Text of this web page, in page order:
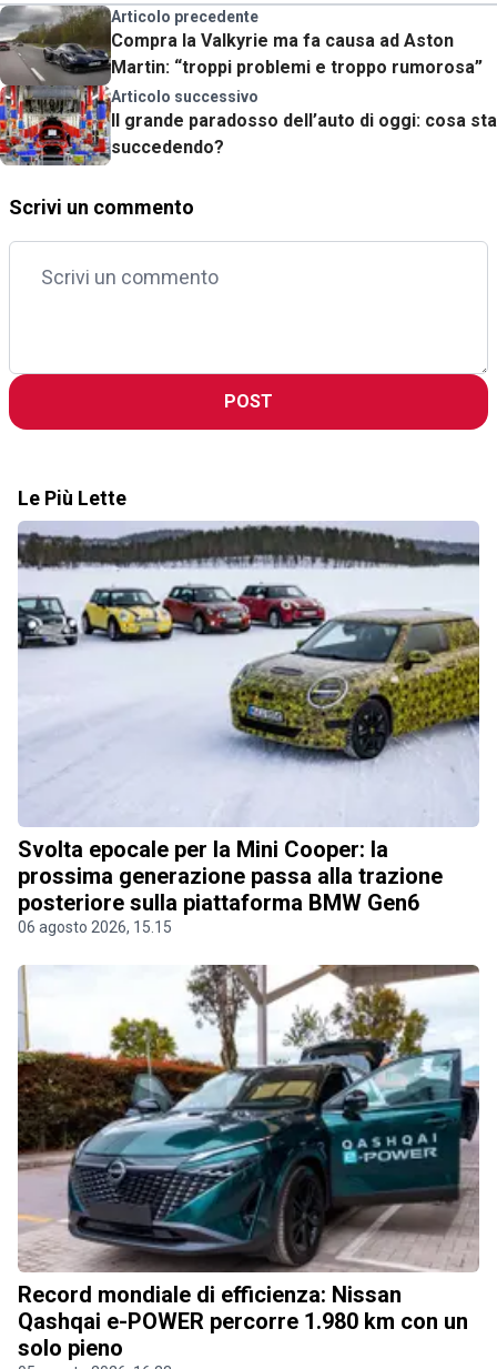
Articolo precedente
Compra la Valkyrie ma fa causa ad Aston
Martin: “troppi problemi e troppo rumorosa”
Articolo successivo
Il grande paradosso dell’auto di oggi: cosa sta
succedendo?
Scrivi un commento
POST
Le Più Lette
Svolta epocale per la Mini Cooper: la
prossima generazione passa alla trazione
posteriore sulla piattaforma BMW Gen6
06 agosto 2026, 15.15
Record mondiale di efficienza: Nissan
Qashqai e-POWER percorre 1.980 km con un
solo pieno